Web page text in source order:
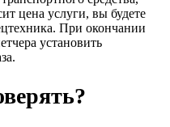
цена услуги, вы будете
При окончании
установить